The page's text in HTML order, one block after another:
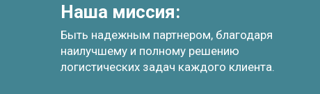
Наша миссия:
Быть надежным партнером, благодаря
наилучшему и полному решению
логистических задач каждого клиента.